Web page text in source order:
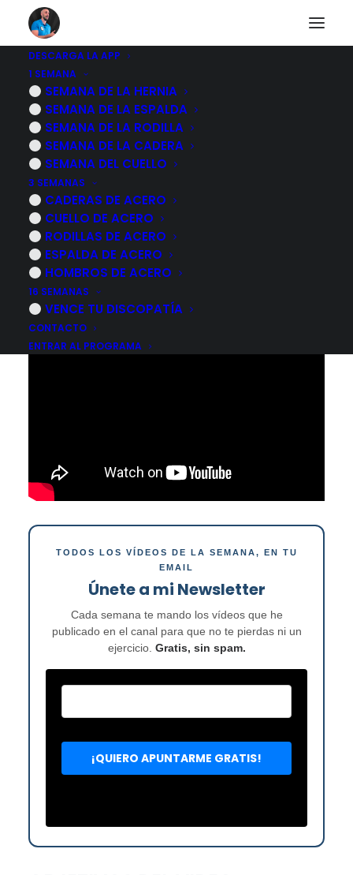
DESCARGA LA APP
1 SEMANA
SEMANA DE LA HERNIA
SEMANA DE LA ESPALDA
SEMANA DE LA RODILLA
SEMANA DE LA CADERA
SEMANA DEL CUELLO
3 SEMANAS
CADERAS DE ACERO
CUELLO DE ACERO
RODILLAS DE ACERO
ESPALDA DE ACERO
HOMBROS DE ACERO
16 SEMANAS
VENCE TU DISCOPATÍA
CONTACTO
ENTRAR AL PROGRAMA
Ejercicios para tratar
y evitarla artrosis de
rodilla
8 NOVIEMBRE, 2022 | POR
TODOS LOS VÍDEOS DE LA SEMANA, EN TU
EMAIL
Únete a mi Newsletter
Cada semana te mando los vídeos que he
publicado en el canal para que no te pierdas ni un
ejercicio. Gratis, sin spam.